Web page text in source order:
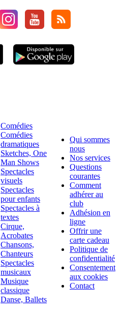
Comédies
Comédies
dramatiques
Sketches, One
Man Shows
Spectacles
visuels
Spectacles
pour enfants
Spectacles à
textes
Cirque,
Acrobates
Chansons,
Chanteurs
Spectacles
musicaux
Musique
classique
Danse, Ballets
Qui sommes
nous
Nos services
Questions
courantes
Comment
adhérer au
club
Adhésion en
ligne
Offrir une
carte cadeau
Politique de
confidentialité
Consentement
aux cookies
Contact